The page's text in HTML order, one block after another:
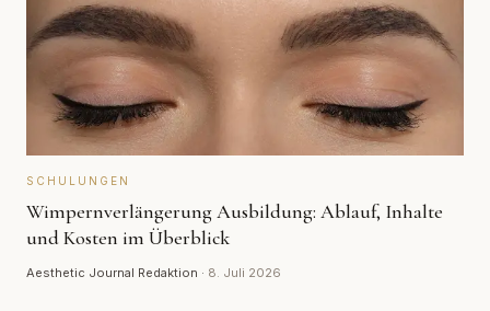
SCHULUNGEN
Wimpernverlängerung Ausbildung: Ablauf, Inhalte
und Kosten im Überblick
Aesthetic Journal Redaktion · 8. Juli 2026